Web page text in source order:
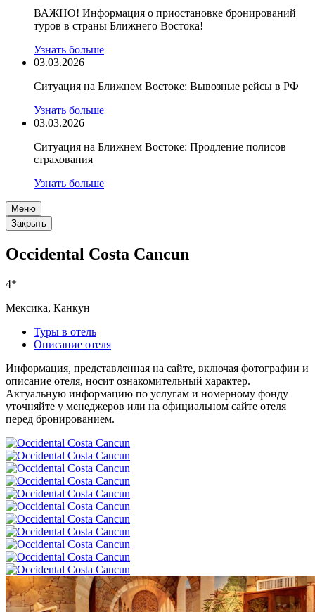
ВАЖНО! Информация о приостановке бронирований
туров в страны Ближнего Востока!
Узнать больше
03.03.2026
Ситуация на Ближнем Востоке: Вывозные рейсы в РФ
Узнать больше
03.03.2026
Ситуация на Ближнем Востоке: Продление полисов
страхования
Узнать больше
Меню
Закрыть
Occidental Costa Cancun
4*
Мексика, Канкун
Туры в отель
Описание отеля
Информация, представленная на сайте, включая фотографии и
описание отеля, носит ознакомительный характер.
Актуальную информацию по услугам и номерному фонду
уточняйте у менеджеров или на официальном сайте отеля
перед бронированием.